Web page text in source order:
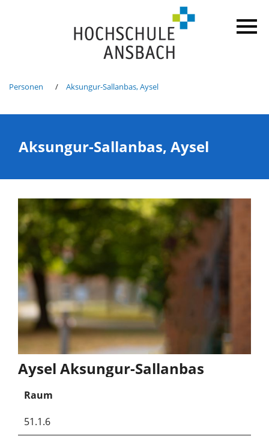
Personen Aksungur-Sallanbas, Aysel
Aksungur-Sallanbas, Aysel
Aysel Aksungur-Sallanbas
Raum
51.1.6